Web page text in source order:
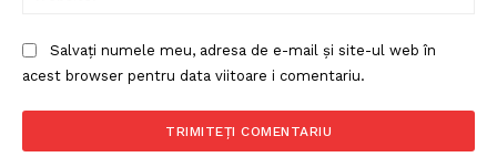
Salvați numele meu, adresa de e-mail și site-ul web în
acest browser pentru data viitoare i comentariu.